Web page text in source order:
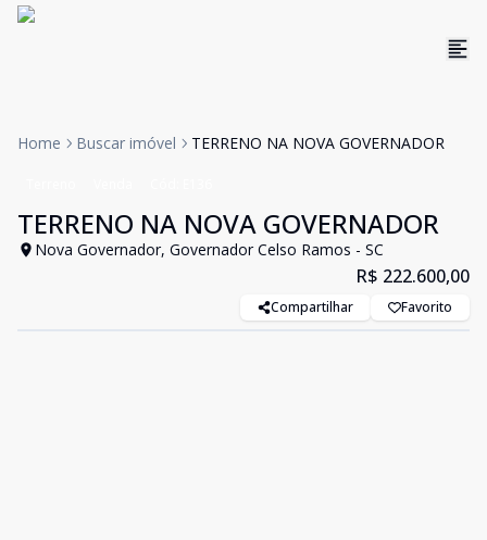
Home Buscar imóvel TERRENO NA NOVA GOVERNADOR
TERRENO NA NOVA GOVERNADOR
Nova Governador, Governador Celso Ramos - SC
R$ 222.600,00
Compartilhar Favorito